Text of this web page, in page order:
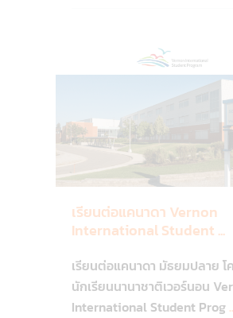
เรียนต่อแคนาดา Vernon
International Student ...
เรียนต่อแคนาดา มัธยมปลาย โ
นักเรียนนานาชาติเวอร์นอน
International Student Prog